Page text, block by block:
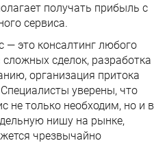
получать прибыль с
сервиса.
— это консалтинг любого
сделок, разработка
организация притока
уверены, что
не только необходим, но и в
нишу на рынке,
чрезвычайно